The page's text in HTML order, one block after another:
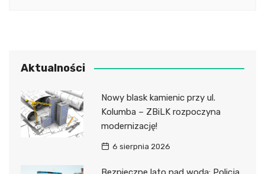
Aktualności
Nowy blask kamienic przy ul.
Kolumba – ZBiLK rozpoczyna
modernizację!
6 sierpnia 2026